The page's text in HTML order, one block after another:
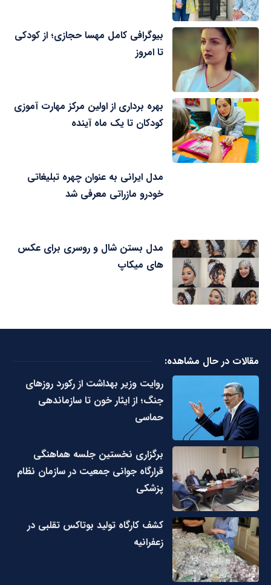
بیوگرافی کامل مهسا حجازی؛ از کودکی
تا امروز
بهره برداری از اولین مرکز مهارت آموزی
کودکان تا یک ماه آینده
مدل ایرانی به عنوان چهره تبلیغاتی
خودرو مازراتی معرفی شد
مدل بستن شال و روسری برای عکس
های میکاپ
مقالات در حال مشاهده:
روایت وزیر بهداشت از رکورد روزهای
جنگ؛ از ایثار خون تا سازماندهی
حماسی
برگزاری نخستین جلسه هماهنگی
قرارگاه جوانی جمعیت در سازمان نظام
پزشکی
کشف کارگاه تولید بوتاکس تقلبی در
زعفرانیه